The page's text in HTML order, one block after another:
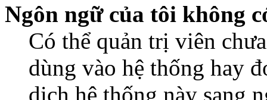
Ngôn ngữ của tôi không
Có thể quản trị viên
dùng vào hệ thống hay
dịch hệ thống này sang